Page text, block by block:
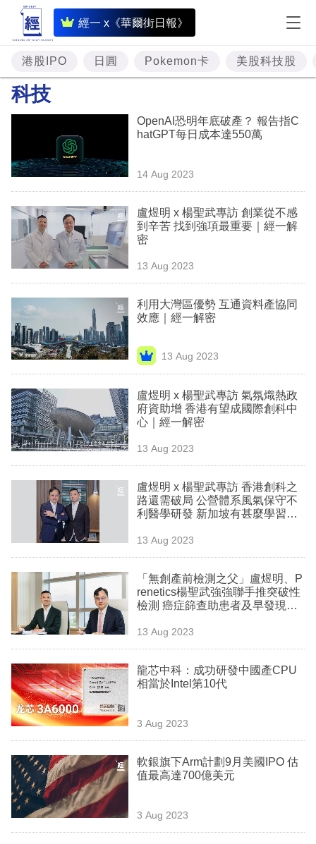
經一 x《華爾街日報》
即
時
財
經
投
資
樓
市
理
商
業
科
技
場
生
時
事
欄
訂
閱
區
港股IPO 日圓 Pokemon卡 美股科技股
科技
OpenAI恐明年底破產？ 報告指C
hatGPT每日成本達550萬
14 Aug 2023
盧煜明 x 楊聖武專訪 創業從不感
到辛苦 找到強項最重要｜經一解
密
13 Aug 2023
利用大灣區優勢 互通資料產協同
效應｜經一解密
13 Aug 2023
盧煜明 x 楊聖武專訪 氣氛熾熱政
府資助增 香港有望成國際創科中
心｜經一解密
13 Aug 2023
盧煜明 x 楊聖武專訪 香港創科之
路還需破局 公營體系風氣保守不
利醫學研發 新加坡有甚麼學習之
13 Aug 2023
「無創產前檢測之父」盧煜明、P
renetics楊聖武強強聯手推突破性
檢測 癌症篩查助患者及早發現｜
13 Aug 2023
龍芯中科：成功研發中國產CPU
相當於Intel第10代
3 Aug 2023
軟銀旗下Arm計劃9月美國IPO 估
值最高達700億美元
3 Aug 2023